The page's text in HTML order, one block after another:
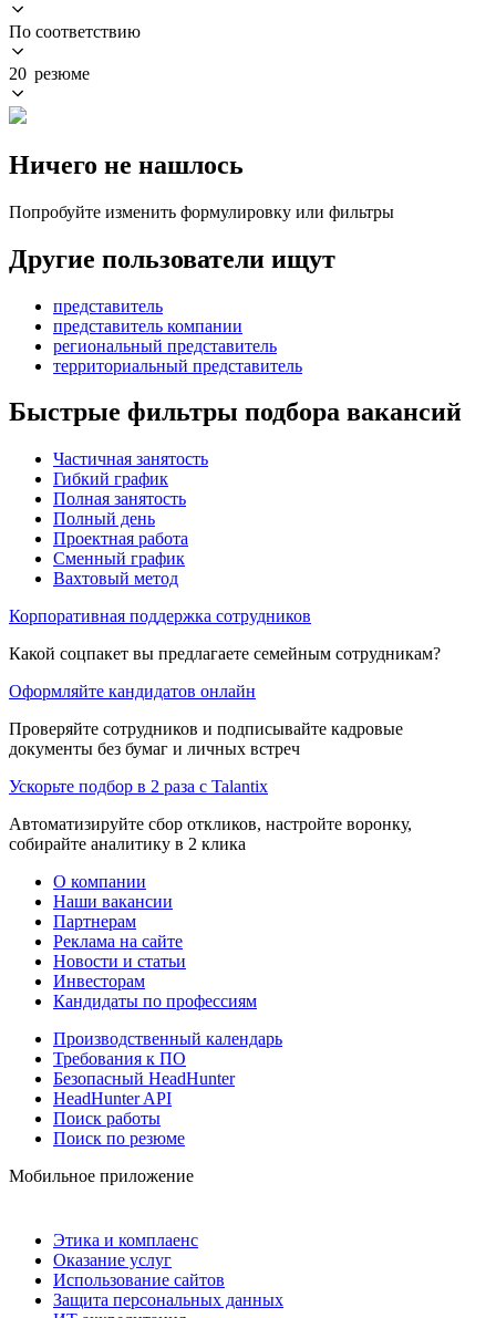
По соответствию
20 резюме
Ничего не нашлось
Попробуйте изменить формулировку или фильтры
Другие пользователи ищут
представитель
представитель компании
региональный представитель
территориальный представитель
Быстрые фильтры подбора вакансий
Частичная занятость
Гибкий график
Полная занятость
Полный день
Проектная работа
Сменный график
Вахтовый метод
Корпоративная поддержка сотрудников
Какой соцпакет вы предлагаете семейным сотрудникам?
Оформляйте кандидатов онлайн
Проверяйте сотрудников и подписывайте кадровые
документы без бумаг и личных встреч
Ускорьте подбор в 2 раза с Talantix
Автоматизируйте сбор откликов, настройте воронку,
собирайте аналитику в 2 клика
О компании
Наши вакансии
Партнерам
Реклама на сайте
Новости и статьи
Инвесторам
Кандидаты по профессиям
Производственный календарь
Требования к ПО
Безопасный HeadHunter
HeadHunter API
Поиск работы
Поиск по резюме
Мобильное приложение
Этика и комплаенс
Оказание услуг
Использование сайтов
Защита персональных данных